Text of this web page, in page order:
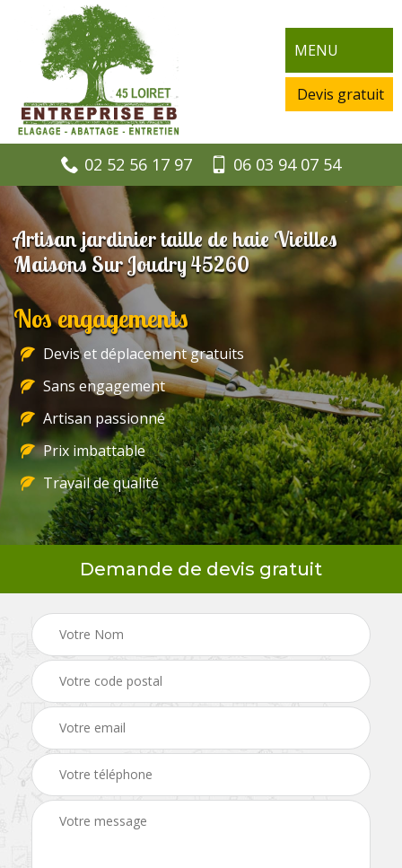
MENU
Devis gratuit
02 52 56 17 97 06 03 94 07 54
Artisan jardinier taille de haie Vieilles
Maisons Sur Joudry 45260
Nos engagements
Devis et déplacement gratuits
Sans engagement
Artisan passionné
Prix imbattable
Travail de qualité
Demande de devis gratuit